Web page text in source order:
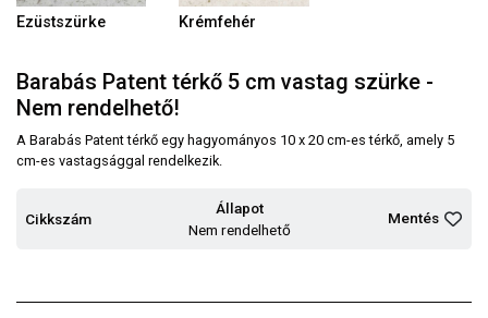
Ezüstszürke Krémfehér
Barabás Patent térkő 5 cm vastag szürke -
Nem rendelhető!
A Barabás Patent térkő egy hagyományos 10 x 20 cm-es térkő, amely 5
cm-es vastagsággal rendelkezik.
Cikkszám
Állapot
Nem rendelhető
Mentés